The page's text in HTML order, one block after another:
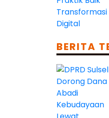
BERITA